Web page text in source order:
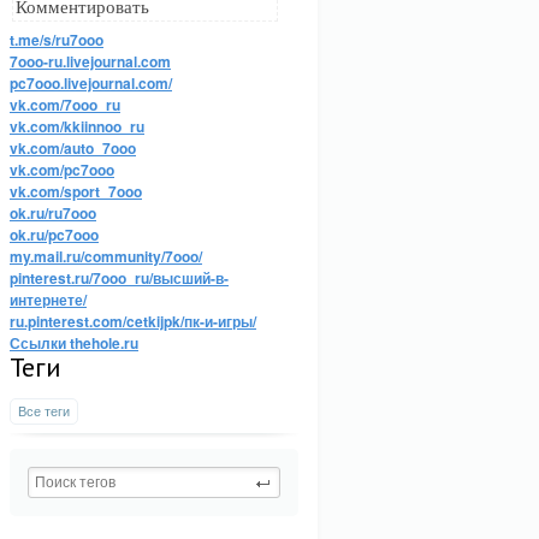
Комментировать
t.me/s/ru7ooo
7ooo-ru.livejournal.com
pc7ooo.livejournal.com/
vk.com/7ooo_ru
vk.com/kkiinnoo_ru
vk.com/auto_7ooo
vk.com/pc7ooo
vk.com/sport_7ooo
ok.ru/ru7ooo
ok.ru/pc7ooo
my.mail.ru/community/7ooo/
pinterest.ru/7ooo_ru/высший-в-
интернете/
ru.pinterest.com/cetkijpk/пк-и-игры/
Ссылки thehole.ru
Теги
Все теги